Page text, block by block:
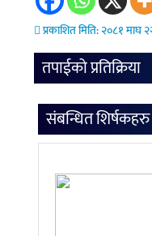
प्रकाशित मिति: २०८१ माघ
तपाईको प्रतिक्रिया
संबन्धित शिर्षकहरु